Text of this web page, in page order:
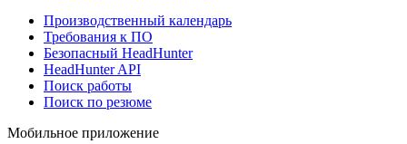
Производственный календарь
Требования к ПО
Безопасный HeadHunter
HeadHunter API
Поиск работы
Поиск по резюме
Мобильное приложение